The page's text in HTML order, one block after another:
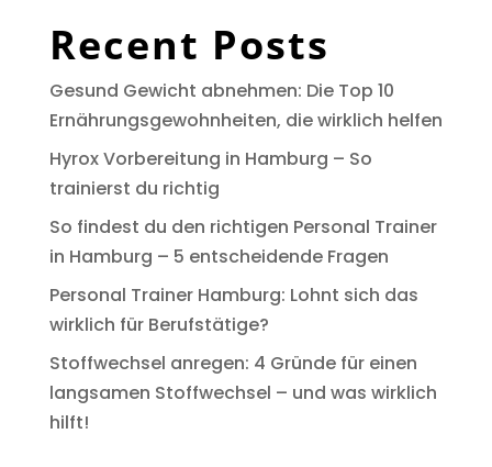
Recent Posts
Gesund Gewicht abnehmen: Die Top 10
Ernährungsgewohnheiten, die wirklich helfen
Hyrox Vorbereitung in Hamburg – So
trainierst du richtig
So findest du den richtigen Personal Trainer
in Hamburg – 5 entscheidende Fragen
Personal Trainer Hamburg: Lohnt sich das
wirklich für Berufstätige?
Stoffwechsel anregen: 4 Gründe für einen
langsamen Stoffwechsel – und was wirklich
hilft!